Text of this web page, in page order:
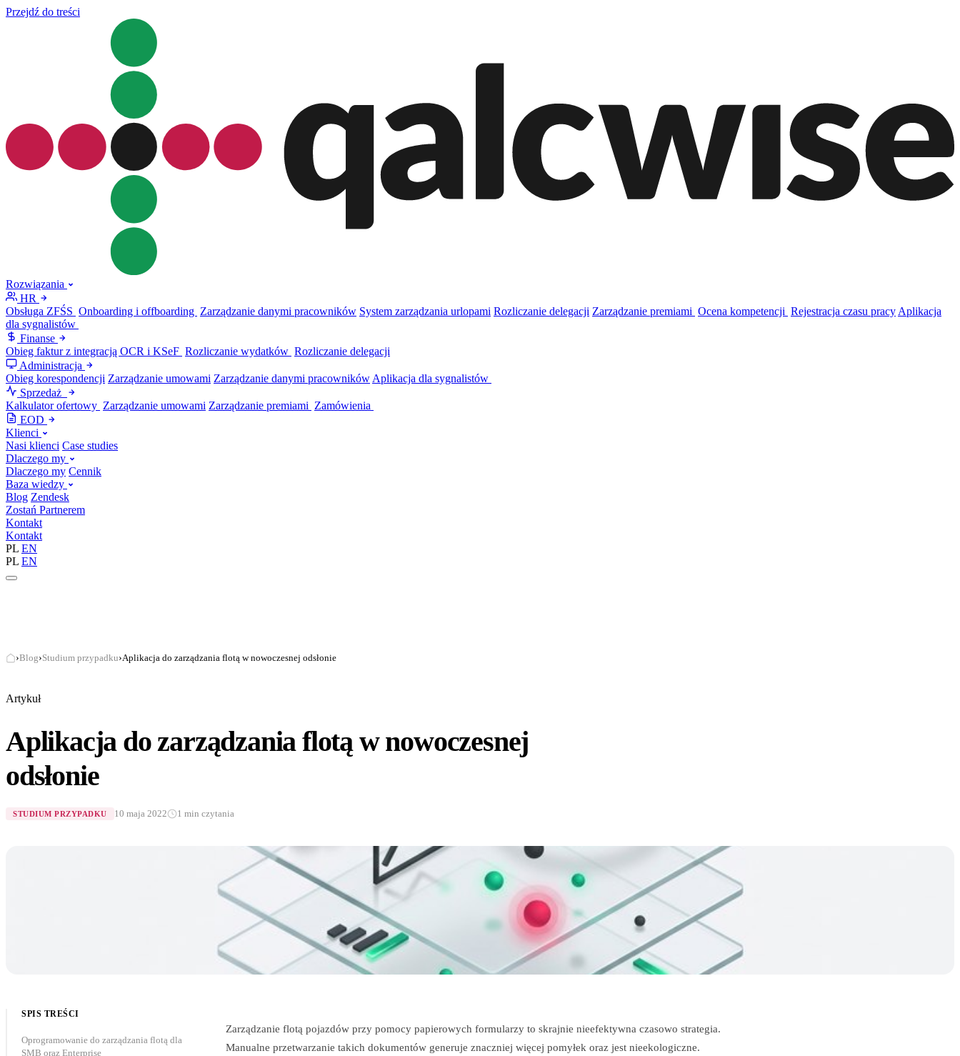
Przejdź do treści
Rozwiązania
HR
Obsługa ZFŚS Onboarding i offboarding Zarządzanie danymi pracowników System zarządzania urlopami Rozliczanie delegacji Zarządzanie premiami Ocena kompetencji Rejestracja czasu pracy Aplikacja
dla sygnalistów
Finanse
Obieg faktur z integracją OCR i KSeF Rozliczanie wydatków Rozliczanie delegacji
Administracja
Obieg korespondencji Zarządzanie umowami Zarządzanie danymi pracowników Aplikacja dla sygnalistów
Sprzedaż
Kalkulator ofertowy Zarządzanie umowami Zarządzanie premiami Zamówienia
EOD
Klienci
Nasi klienci Case studies
Dlaczego my
Dlaczego my Cennik
Baza wiedzy
Blog Zendesk
Zostań Partnerem
Kontakt
Kontakt
PL EN
PL EN
›Blog›Studium przypadku›Aplikacja do zarządzania flotą w nowoczesnej odsłonie
Artykuł
Aplikacja do zarządzania flotą w nowoczesnej
odsłonie
STUDIUM PRZYPADKU 10 maja 2022 1 min czytania
SPIS TREŚCI
Oprogramowanie do zarządzania flotą dla
SMB oraz Enterprise
Zarządzanie flotą pojazdów przy pomocy papierowych formularzy to skrajnie nieefektywna czasowo strategia.
Manualne przetwarzanie takich dokumentów generuje znaczniej więcej pomyłek oraz jest nieekologiczne.